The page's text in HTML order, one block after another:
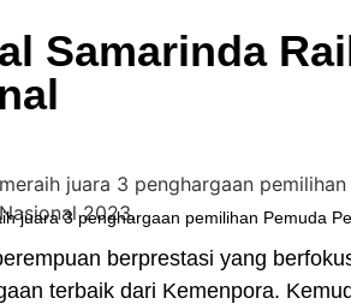
Samarinda
juara 3 penghargaan pemilihan Pemuda
berprestasi yang
terbaik dari Kemenpora.